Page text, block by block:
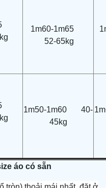
1m60-1m65
52-65kg
1m50-1m60 40-
45kg
áo có sẵn